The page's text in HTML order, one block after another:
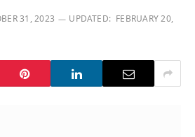
31, 2023 UPDATED: FEBRUARY 20,